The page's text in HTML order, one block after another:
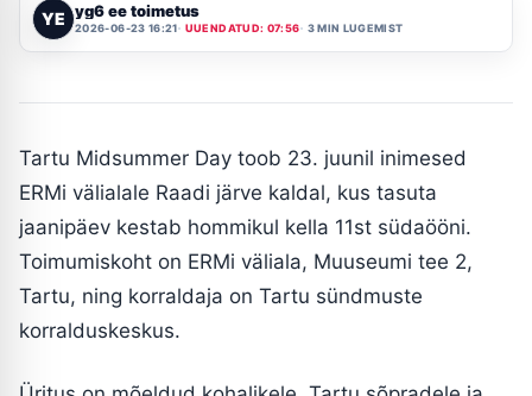
YE yg6 ee toimetus
2026-06-23 16:21 UUENDATUD: 07:56 3 MIN LUGEMIST
Tartu Midsummer Day toob 23. juunil inimesed
ERMi välialale Raadi järve kaldal, kus tasuta
jaanipäev kestab hommikul kella 11st südaööni.
Toimumiskoht on ERMi väliala, Muuseumi tee 2,
Tartu, ning korraldaja on Tartu sündmuste
korralduskeskus.